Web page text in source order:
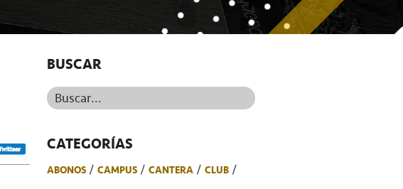
BUSCAR
Buscar...
CATEGORÍAS
ABONOS CAMPUS CANTERA
CLUB